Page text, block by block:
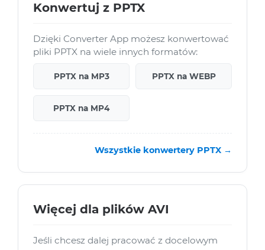
Konwertuj z PPTX
Dzięki Converter App możesz konwertować
pliki PPTX na wiele innych formatów:
PPTX na MP3 PPTX na WEBP
PPTX na MP4
Wszystkie konwertery PPTX →
Więcej dla plików AVI
Jeśli chcesz dalej pracować z docelowym